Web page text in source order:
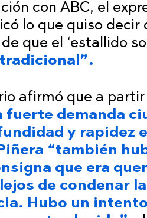
con ABC, el
lo que quiso
que el ‘estallido
afirmó que a
fuerte demanda
y rapidez
“también
que era
de condenar
Hubo un